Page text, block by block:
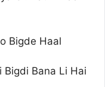
Bigde Haal
Bigdi Bana Li Hai